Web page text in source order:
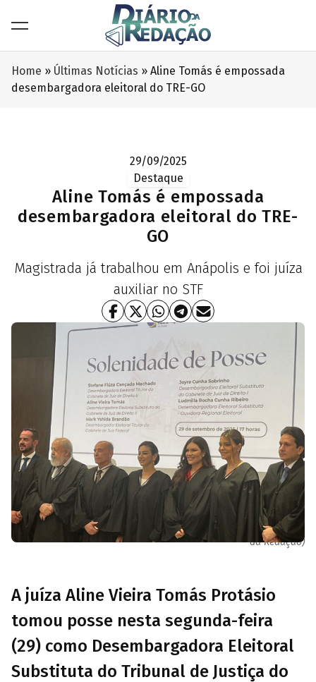
Home » Últimas Notícias » Aline Tomás é empossada
desembargadora eleitoral do TRE-GO
29/09/2025
Destaque
Aline Tomás é empossada
desembargadora eleitoral do TRE-
GO
Magistrada já trabalhou em Anápolis e foi juíza
auxiliar no STF
Desembargadores Eleitorais tomam posse no TJGO (Foto: Diário
da Redação)
A juíza Aline Vieira Tomás Protásio
tomou posse nesta segunda-feira
(29) como Desembargadora Eleitoral
Substituta do Tribunal de Justiça do